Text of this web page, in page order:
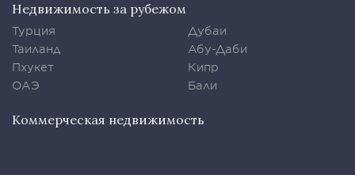
Недвижимость за рубежом
Турция
Таиланд
Пхукет
ОАЭ
Дубаи
Абу-Даби
Кипр
Бали
Коммерческая недвижимость